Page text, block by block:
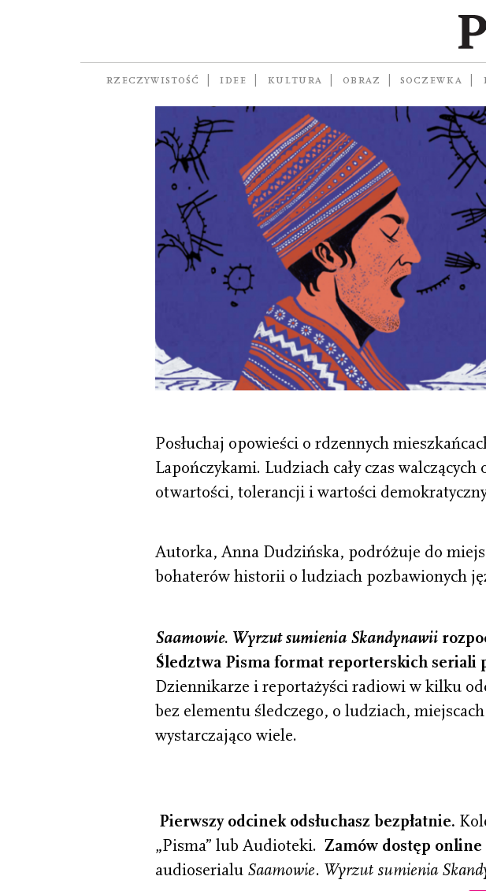
RZECZYWISTOŚĆ IDEE KULTURA OBRAZ SOCZEWKA
Saamowie. Wyrzut
Posłuchaj opowieści o rdzennych
Lapończykami. Ludziach cały czas
otwartości, tolerancji i wartości
Autorka, Anna Dudzińska, podróżuje do
bohaterów historii o ludziach pozbawionych
Saamowie. Wyrzut sumienia Skandynawii
Śledztwa Pisma format reporterskich seriali
Dziennikarze i reportażyści radiowi w kilku
bez elementu śledczego, o ludziach,
wystarczająco wiele.
Pierwszy odcinek odsłuchasz bezpłatnie.
„Pisma” lub Audioteki. Zamów dostęp online
audioserialu Saamowie. Wyrzut sumienia